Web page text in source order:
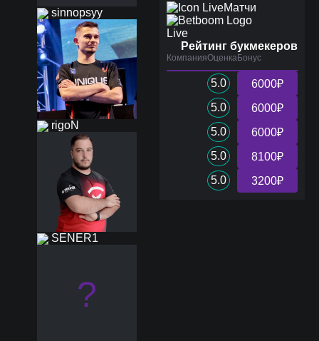
sinnopsyy
rigoN
SENER1
?
Матчи
Live
Рейтинг букмекеров
КомпанияОценкаБонус
5.0
6000₽
5.0
6000₽
5.0
6000₽
5.0
8100₽
5.0
3200₽